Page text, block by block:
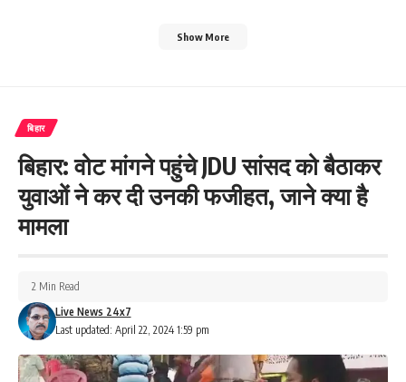
Show More
बिहार
बिहार: वोट मांगने पहुंचे JDU सांसद को बैठाकर
युवाओं ने कर दी उनकी फजीहत, जाने क्या है
मामला
Last updated: April 22, 2024 1:59 pm
Live News 24x7
2 Min Read